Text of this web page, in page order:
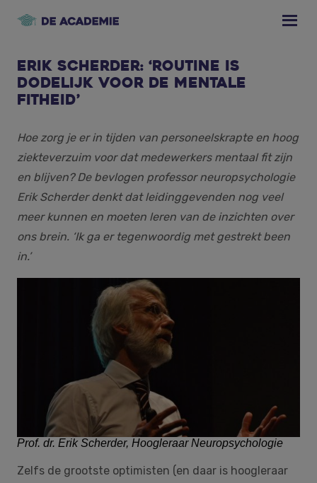
Erik Scherder: ‘Routine is
dodelijk voor de mentale
fitheid’
Hoe zorg je er in tijden van personeelskrapte en hoog
ziekteverzuim voor dat medewerkers mentaal fit zijn
en blijven? De bevlogen professor neuropsychologie
Erik Scherder denkt dat leidinggevenden nog veel
meer kunnen en moeten leren van de inzichten over
ons brein. ‘Ik ga er tegenwoordig met gestrekt been
in.’
Prof. dr. Erik Scherder, Hoogleraar Neuropsychologie
Zelfs de grootste optimisten (en daar is hoogleraar